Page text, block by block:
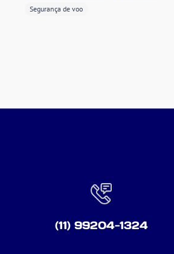
Segurança de voo
(11) 99204-1324